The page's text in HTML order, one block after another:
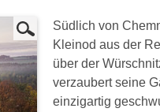
Südlich von
Kleinod aus der
über der
verzaubert seine
einzigartig